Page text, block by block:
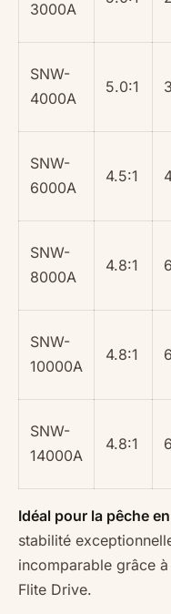
3000A
SNW-
4000A
5.0:1
SNW-
6000A
4.5:1
SNW-
8000A
4.8:1
SNW-
10000A
4.8:1
SNW-
14000A
4.8:1
Idéal pour la pêche
stabilité
incomparable grâce
Flite Drive.